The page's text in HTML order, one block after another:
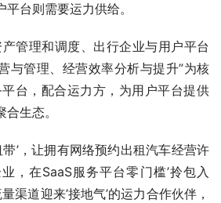
台则需要运力供给。
管理和调度、出行企业与用户平台
与管理、经营效率分析与提升”为核
台，配合运力方，为用户平台提供
生态。
带’，让拥有网络预约出租汽车经营许
，在SaaS服务平台零门槛’拎包入
渠道迎来’接地气’的运力合作伙伴，